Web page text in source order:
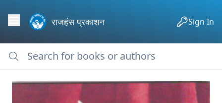
राजहंस प्रकाशन Sign In